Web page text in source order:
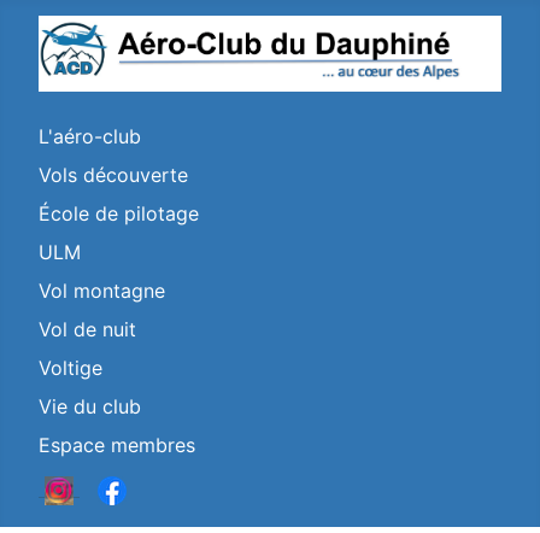
L'aéro-club
Vols découverte
École de pilotage
ULM
Vol montagne
Vol de nuit
Voltige
Vie du club
Espace membres